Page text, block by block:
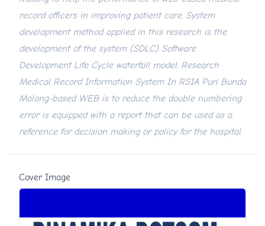
record officers in improving patient care. System
development method applied in this research is the
development of the system (SDLC) Software
Development Life Cycle waterfall model. Research
Medical Record Information System In RSIA Puri Bunda
Malang-based WEB is to reduce the double numbering
error is equipped with a report that can be used as a
reference for decision making or policy for the hospital.
Cover Image